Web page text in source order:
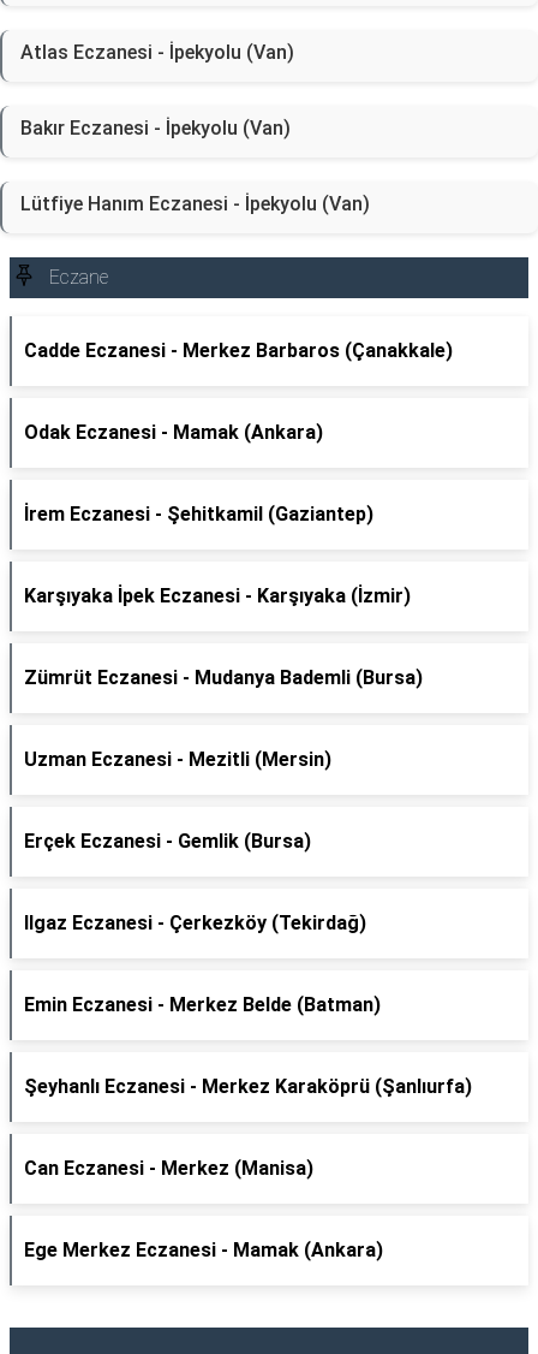
Atlas Eczanesi - İpekyolu (Van)
Bakır Eczanesi - İpekyolu (Van)
Lütfiye Hanım Eczanesi - İpekyolu (Van)
Eczane
Cadde Eczanesi - Merkez Barbaros (Çanakkale)
Odak Eczanesi - Mamak (Ankara)
İrem Eczanesi - Şehitkamil (Gaziantep)
Karşıyaka İpek Eczanesi - Karşıyaka (İzmir)
Zümrüt Eczanesi - Mudanya Bademli (Bursa)
Uzman Eczanesi - Mezitli (Mersin)
Erçek Eczanesi - Gemlik (Bursa)
Ilgaz Eczanesi - Çerkezköy (Tekirdağ)
Emin Eczanesi - Merkez Belde (Batman)
Şeyhanlı Eczanesi - Merkez Karaköprü (Şanlıurfa)
Can Eczanesi - Merkez (Manisa)
Ege Merkez Eczanesi - Mamak (Ankara)